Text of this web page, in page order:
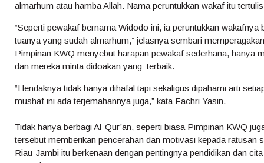
almarhum atau hamba Allah. Nama peruntukkan wakaf itu
“Seperti pewakaf bernama Widodo ini, ia peruntukkan
tuanya yang sudah almarhum,” jelasnya sembari
Pimpinan KWQ menyebut harapan pewakaf sederhana, hanya
dan mereka minta didoakan yang terbaik.
“Hendaknya tidak hanya dihafal tapi sekaligus dipahami arti
mushaf ini ada terjemahannya juga,” kata Fachri Yasin.
Tidak hanya berbagi Al-Qur’an, seperti biasa Pimpinan KWQ
tersebut memberikan pencerahan dan motivasi kepada ratusan
Riau-Jambi itu berkenaan dengan pentingnya pendidikan dan